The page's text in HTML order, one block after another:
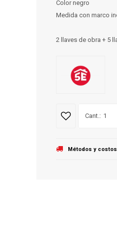
Color negro
Medida con marco
2 llaves de obra + 5
1
Métodos y